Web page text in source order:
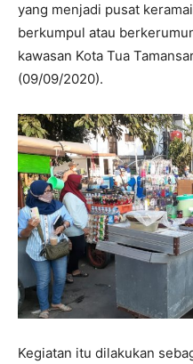
yang menjadi pusat
berkumpul atau
kawasan Kota Tua
(09/09/2020).
Kegiatan itu dilakukan